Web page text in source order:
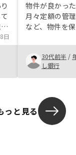
日
物件が良かっ
月々定額の管
など、物件を
仲介手数料が
がること、物
ィーなのも良
30代前半 /
し銀行
っと見る